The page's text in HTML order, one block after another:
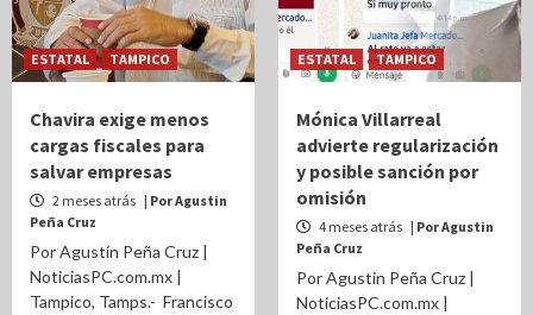
ESTATAL TAMPICO
Chavira exige menos
cargas fiscales para
salvar empresas
2 meses atrás | Por Agustin
Peña Cruz
Por Agustín Peña Cruz |
NoticiasPC.com.mx |
Tampico, Tamps.- Francisco
ESTATAL TAMPICO
Mónica Villarreal
advierte regularización
y posible sanción por
omisión
4 meses atrás | Por Agustin
Peña Cruz
Por Agustin Peña Cruz |
NoticiasPC.com.mx |